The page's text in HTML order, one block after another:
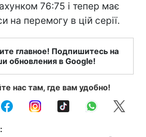
76:75 і тепер має
на перемогу в цій серії.
главное! Подпишитесь на
обновления в Google!
нас там, где вам удобно!